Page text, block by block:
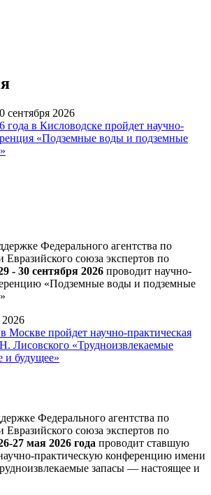
сентября 2026
года в Кисловодске пройдет научно-
«Подземные воды и подземные
Федерального агентства по
Евразийского союза экспертов по
- 30 сентября 2026 проводит научно-
«Подземные воды и подземные
Москве пройдет научно-практическая
Лисовского «Трудноизвлекаемые
и будущее»
Федерального агентства по
Евразийского союза экспертов по
27 мая 2026 года проводит ставшую
практическую конференцию имени
запасы — настоящее и